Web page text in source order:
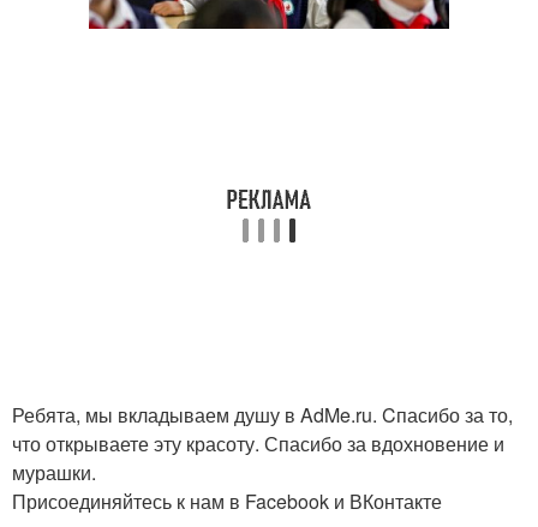
Ребята, мы вкладываем душу в AdMe.ru. Cпасибо за то,
что открываете эту красоту. Спасибо за вдохновение и
мурашки.
Присоединяйтесь к нам в Facebook и ВКонтакте